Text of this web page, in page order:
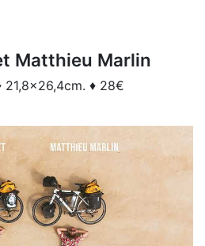
Matthieu Marlin
21,8x26,4cm. ♦ 28€